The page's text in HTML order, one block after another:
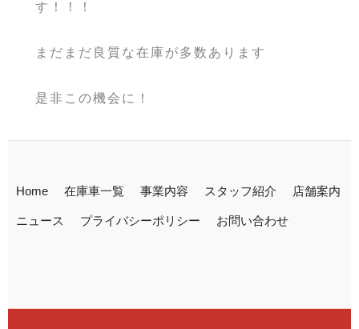
す！！！
まだまだ良質な在庫が多数あります
是非この機会に！
Home 在庫車一覧 事業内容 スタッフ紹介 店舗案内
ニュース プライバシーポリシー お問い合わせ